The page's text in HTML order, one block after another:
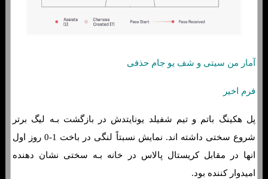
آمار من سیتی و شف یو جام حذفی
فرم اخیر
پل هکینگ باتم و تیم شفیلد یونایتدش در بازگشت بـه لیگ برتر
شروع سختی داشته اند. نمایش نسبتاً لنگی در باخت 1-0 روز اول
انها در مقابل کریستال پالاس در خانه بـه سختی نشان دهنده
امیدوار کننده بود.